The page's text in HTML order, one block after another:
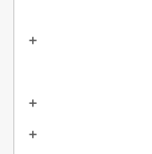
add
add
add